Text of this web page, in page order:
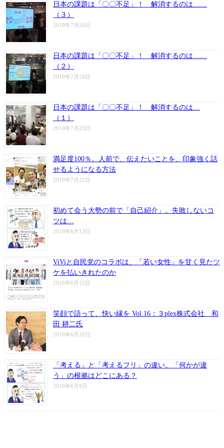
日本の課題は「〇〇不足」！ 解消するのは……
（３）
2019年7月26日
日本の課題は「〇〇不足」！ 解消するのは……
（２）
2019年7月24日
日本の課題は「〇〇不足」！ 解消するのは…
（１）
2019年7月23日
満足度100％。人前で、伝えたいことを、印象強く話
せるようになる方法
2019年7月22日
初めて会う大勢の前で「自己紹介」。失敗しないコ
ツは…
2019年6月13日
ViViと自民党のコラボは、「若い女性」を甘く見たツ
ケを払いきれたのか
2019年6月12日
笑顔で語って、快い縁を Vol.16：３plex株式会社 和
田 耕二氏
2019年6月10日
「考える」と「考えるフリ」の違い。「何かが違
う」の根拠はどこにある？
2019年6月9日